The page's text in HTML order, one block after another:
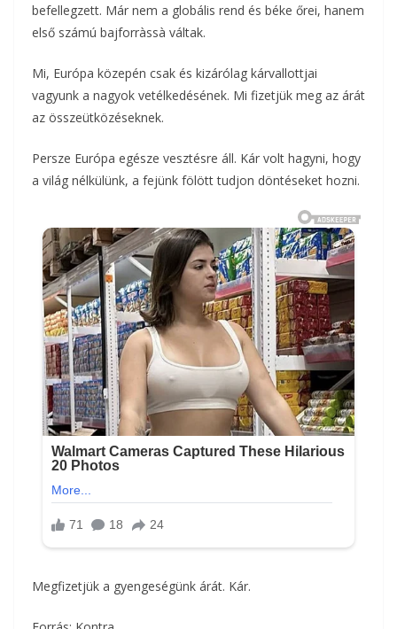
befellegzett. Már nem a globális rend és béke őrei, hanem
első számú bajforràssà váltak.
Mi, Európa közepén csak és kizárólag kárvallottjai
vagyunk a nagyok vetélkedésének. Mi fizetjük meg az árát
az összeütközéseknek.
Persze Európa egésze vesztésre áll. Kár volt hagyni, hogy
a világ nélkülünk, a fejünk fölött tudjon döntéseket hozni.
Megfizetjük a gyengeségünk árát. Kár.